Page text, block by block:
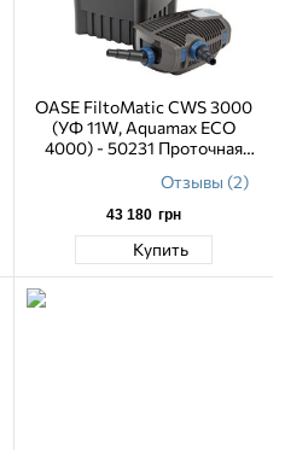
OASE FiltoMatic CWS 3000
(УФ 11W, Aquamax ECO
4000) - 50231 Проточная
Отзывы (2)
43 180 грн
Купить